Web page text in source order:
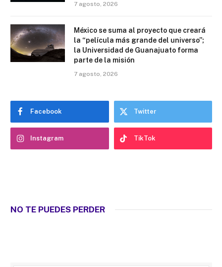
7 agosto, 2026
México se suma al proyecto que creará
la “película más grande del universo”;
la Universidad de Guanajuato forma
parte de la misión
7 agosto, 2026
Facebook Twitter
Instagram TikTok
NO TE PUEDES PERDER